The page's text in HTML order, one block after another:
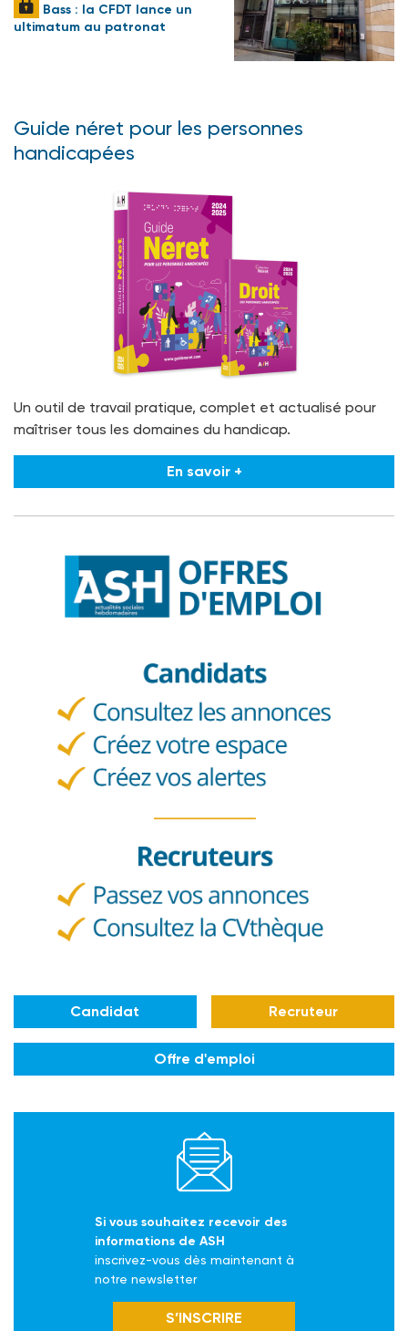
Bass : la CFDT lance un
ultimatum au patronat
Guide néret pour les personnes
handicapées
Un outil de travail pratique, complet et actualisé pour
maîtriser tous les domaines du handicap.
En savoir +
Candidat Recruteur
Offre d'emploi
Si vous souhaitez recevoir des
informations de ASH
inscrivez-vous dès maintenant à
notre newsletter
S’INSCRIRE